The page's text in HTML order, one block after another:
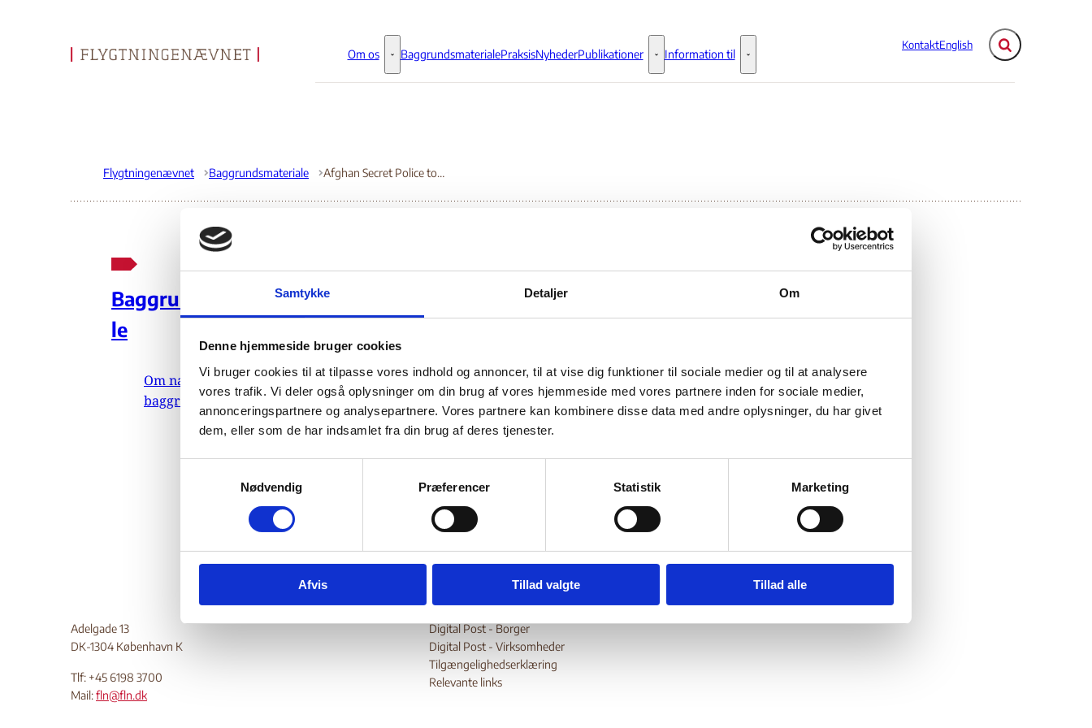
Samtykke Detaljer Om
Denne hjemmeside bruger cookies
Vi bruger cookies til at tilpasse vores indhold og annoncer, til at vise dig funktioner til sociale medier og til at analysere
vores trafik. Vi deler også oplysninger om din brug af vores hjemmeside med vores partnere inden for sociale medier,
annonceringspartnere og analysepartnere. Vores partnere kan kombinere disse data med andre oplysninger, du har givet
dem, eller som de har indsamlet fra din brug af deres tjenester.
v
a
Nødvendig Præferencer Statistik Marketing
Afvis Tillad valgte Tillad alle
Gå til forsiden
KontaktEnglish Fold søgefelt ud
Om os Om os - Flere links
BaggrundsmaterialePraksisNyhederPublikationer Publikationer - Flere links
Information til Information til - Flere links
Flygtningenævnet Baggrundsmateriale Afghan Secret Police to Weed Out Insurgents From Military.
Baggrundsmateria
le
Om nævnets
baggrundsmateriale
Afghan Secret Police to
Weed Out Insurgents From
Military.
24.05.2011 Bilag 394Institute for War and Peace Reporting (IWPR)
Indeholder oplysninger om angreb på NATO-styrker og afghanske styrker begået
Taliban, som har infiltreret i hæren og politiet.
Adelgade 13
DK-1304 København K
Tlf: +45 6198 3700
Mail:fln@fln.dk
Digital Post - Borger
Digital Post - Virksomheder
Tilgængelighedserklæring
Relevante links